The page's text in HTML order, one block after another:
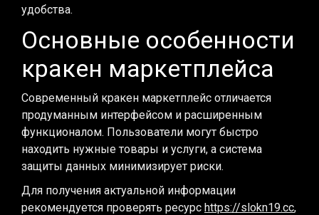
удобства.
Основные особенности
кракен маркетплейса
Современный кракен маркетплейс отличается
продуманным интерфейсом и расширенным
функционалом. Пользователи могут быстро
находить нужные товары и услуги, а система
защиты данных минимизирует риски.
Для получения актуальной информации
рекомендуется проверять ресурс https://slokn19.cc,